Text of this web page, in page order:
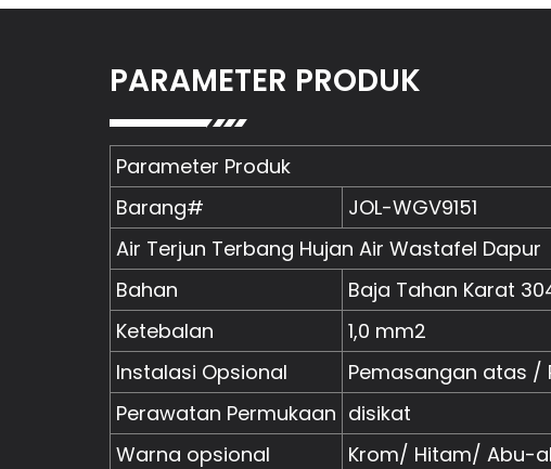
PARAMETER PRODUK
Parameter Produk
Barang#
JOL-WGV9151
Air Terjun Terbang Hujan Air Wastafel Dapur
Bahan
Baja Tahan Karat
Ketebalan
1,0 mm2
Instalasi Opsional
Pemasangan atas /
Perawatan Permukaan disikat
Warna opsional
Krom/ Hitam/ Abu-